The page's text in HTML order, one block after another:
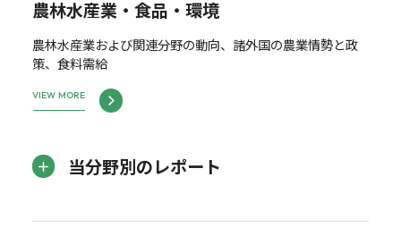
農林水産業・食品・環境
農林水産業および関連分野の動向、諸外国の農業情勢と政
策、食料需給
VIEW MORE
当分野別のレポート